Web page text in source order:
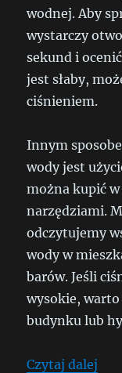
wodnej. Aby
wystarczy
sekund i
jest słaby,
ciśnieniem.
Innym
wody jest
można kupić
narzędziami.
odczytujemy
wody w
barów. Jeśli
wysokie,
budynku lub
Czytaj dalej